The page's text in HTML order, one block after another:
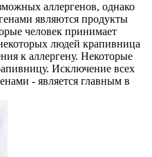
аллергенов, однако
являются продукты
человек принимает
людей крапивница
к аллергену. Некоторые
Исключение всех
- является главным в